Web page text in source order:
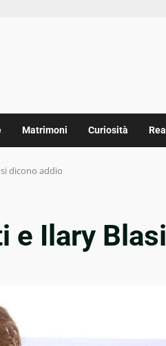
Matrimoni Curiosità
dicono addio
e Ilary